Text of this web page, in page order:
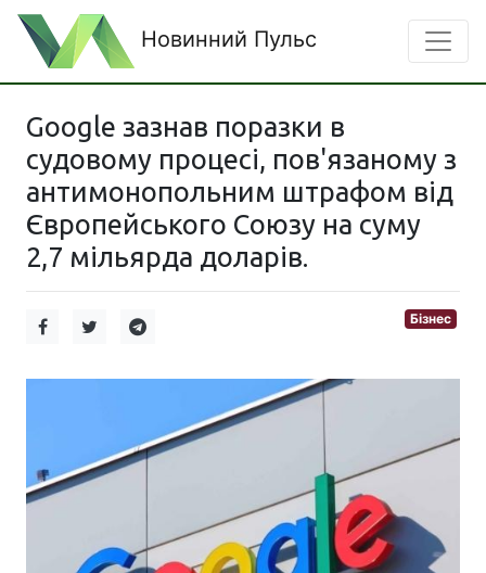
Новинний Пульс
Google зазнав поразки в
судовому процесі, пов'язаному з
антимонопольним штрафом від
Європейського Союзу на суму
2,7 мільярда доларів.
Бізнес